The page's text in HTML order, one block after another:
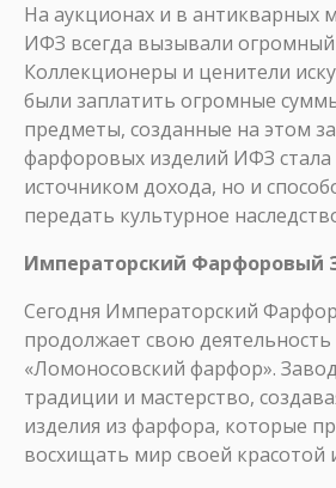
На аукционах и в антикварных
ИФЗ всегда вызывали огромный
Коллекционеры и ценители
были заплатить огромные
предметы, созданные на этом
фарфоровых изделий ИФЗ стала
источником дохода, но и
передать культурное
Императорский Фарфоровый
Сегодня Императорский
продолжает свою
«Ломоносовский фарфор».
традиции и мастерство,
изделия из фарфора, которые
восхищать мир своей красотой